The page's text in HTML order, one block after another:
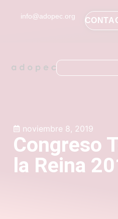
info@adopec.org
Congreso
la Reina
noviembre 8, 2019